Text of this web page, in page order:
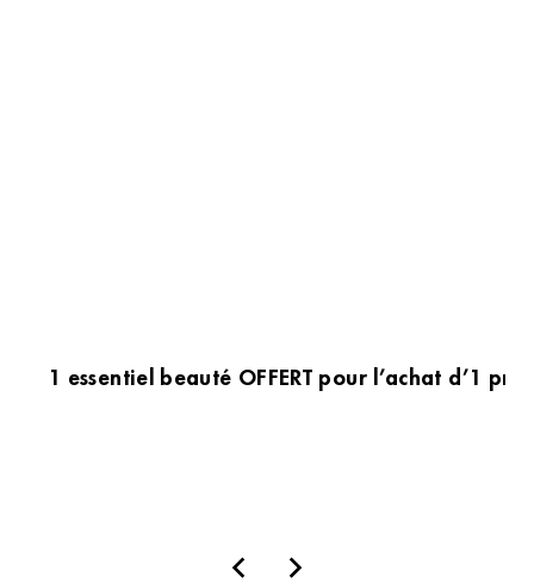
1 essentiel beauté OFFERT pour l’achat d’1